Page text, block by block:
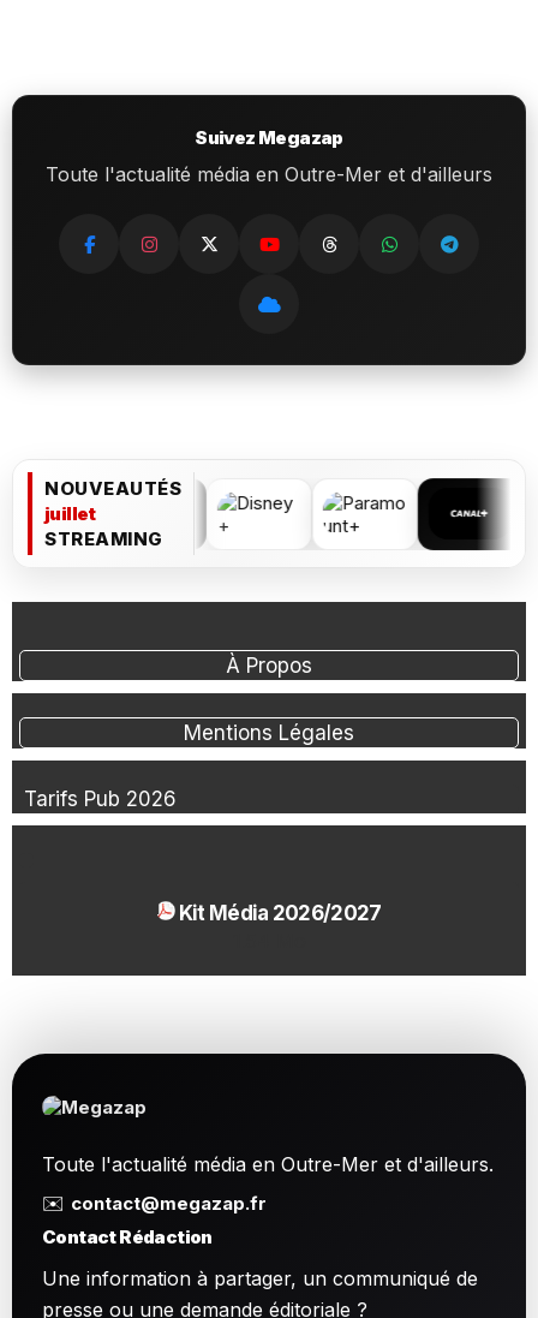
Suivez Megazap
Toute l'actualité média en Outre-Mer et d'ailleurs
NOUVEAUTÉS
juillet
STREAMING
À Propos
Mentions Légales
Tarifs Pub 2026
Kit Média 2026/2027
Toute l'actualité média en Outre-Mer et d'ailleurs.
✉️ contact@megazap.fr
Contact Rédaction
Une information à partager, un communiqué de
presse ou une demande éditoriale ?